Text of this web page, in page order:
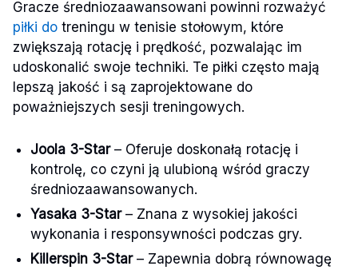
Gracze średniozaawansowani powinni rozważyć
piłki do treningu w tenisie stołowym, które
zwiększają rotację i prędkość, pozwalając im
udoskonalić swoje techniki. Te piłki często mają
lepszą jakość i są zaprojektowane do
poważniejszych sesji treningowych.
Joola 3-Star– Oferuje doskonałą rotację i
kontrolę, co czyni ją ulubioną wśród graczy
średniozaawansowanych.
Yasaka 3-Star– Znana z wysokiej jakości
wykonania i responsywności podczas gry.
Killerspin 3-Star– Zapewnia dobrą równowagę